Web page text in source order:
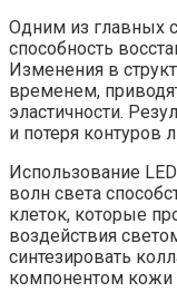
Одним из главных
способность
Изменения в
временем,
эластичности.
и потеря контуров
Использование
волн света
клеток, которые
воздействия
синтезировать
компонентом кожи